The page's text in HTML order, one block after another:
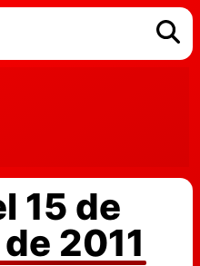
15 de
2011